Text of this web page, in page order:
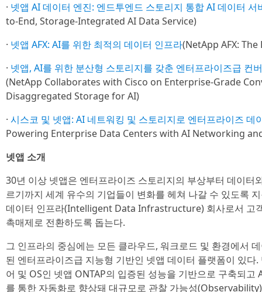
· 넷앱 AI 데이터 엔진: 엔드투엔드 스토리지 통합 AI 데이터 서
to-End, Storage-Integrated AI Data Service)
· 넷앱 AFX: AI를 위한 최적의 데이터 인프라(NetApp AFX:
· 넷앱, AI를 위한 분산형 스토리지를 갖춘 엔터프라이즈급 컨
(NetApp Collaborates with Cisco on Enterprise-Grade
Disaggregated Storage for AI)
· 시스코 및 넷앱: AI 네트워킹 및 스토리지로 엔터프라이즈 데
Powering Enterprise Data Centers with AI Networking
넷앱 소개
30년 이상 넷앱은 엔터프라이즈 스토리지의 부상부터 데이터
르기까지 세계 유수의 기업들이 변화를 헤쳐 나갈 수 있도록
데이터 인프라(Intelligent Data Infrastructure) 회사로서 고
촉매제로 전환하도록 돕는다.
그 인프라의 중심에는 모든 클라우드, 워크로드 및 환경에서
된 엔터프라이즈급 지능형 기반인 넷앱 데이터 플랫폼이 있
어 및 OS인 넷앱 ONTAP의 입증된 성능을 기반으로 구축되
를 통한 자동화로 향상돼 대규모로 관찰 가능성